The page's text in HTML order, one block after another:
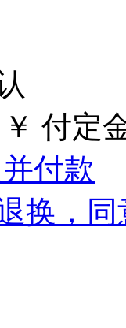
￥ 付定
付款
换，